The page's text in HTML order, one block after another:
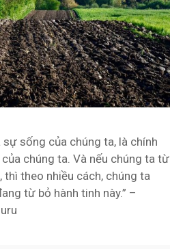
sự sống của chúng ta, là chính
chúng ta. Và nếu chúng ta từ
thì theo nhiều cách, chúng ta
từ bỏ hành tinh này.” –